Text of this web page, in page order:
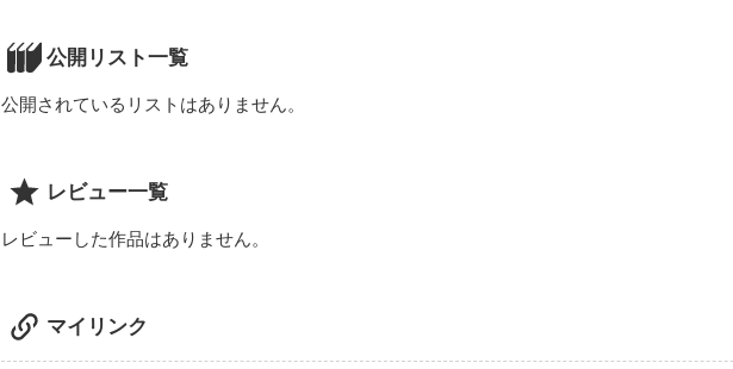
切なくて、苦しくて、
この恋をこの愛を純愛と呼ぶことを
誰か許してくれますか？
公開リスト一覧
公開されているリストはありません。
レビュー一覧
レビューした作品はありません。
マイリンク